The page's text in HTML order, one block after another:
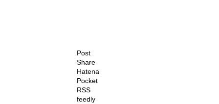
Post
Share
Hatena
Pocket
RSS
feedly